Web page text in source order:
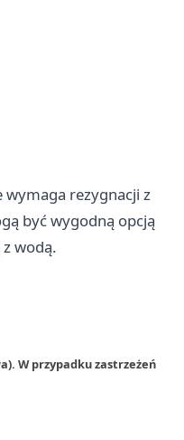
wymaga rezygnacji z
być wygodną opcją
wodą.
W przypadku zastrzeżeń